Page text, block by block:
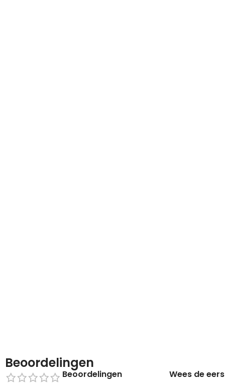
Beoordelingen
Beoordelingen Wees de